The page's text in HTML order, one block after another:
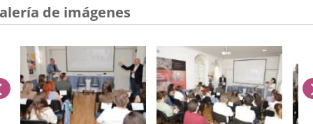
una
aplicación
de imágenes
anterior